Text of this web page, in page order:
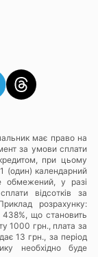
має право на
за умови сплати
при цьому
(один) календарний
обмежений, у разі
відсотків за
розрахунку:
438%, що становить
1000 грн., плата за
13 грн., за період
необхідно буде